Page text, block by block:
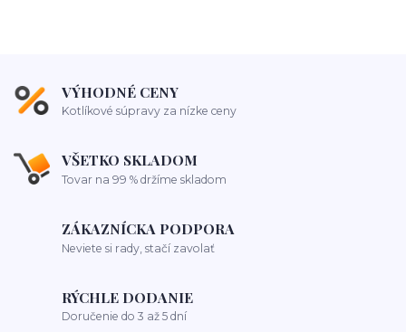
VÝHODNÉ CENY
Kotlíkové súpravy za nízke ceny
VŠETKO SKLADOM
Tovar na 99 % držíme skladom
ZÁKAZNÍCKA PODPORA
Neviete si rady, stačí zavolať
RÝCHLE DODANIE
Doručenie do 3 až 5 dní